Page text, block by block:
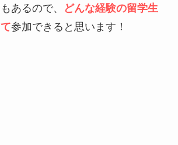
あるので、
どんな経験の留学生
参加できると思います！